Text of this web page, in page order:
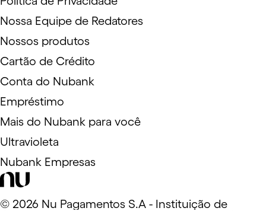
Nossa Equipe de Redatores
Nossos produtos
Cartão de Crédito
Conta do Nubank
Empréstimo
Mais do Nubank para você
Ultravioleta
Nubank Empresas
© 2026 Nu Pagamentos S.A - Instituição de